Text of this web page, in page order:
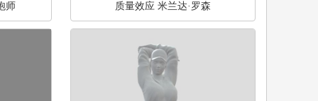
师 质量效应 米兰达·罗森